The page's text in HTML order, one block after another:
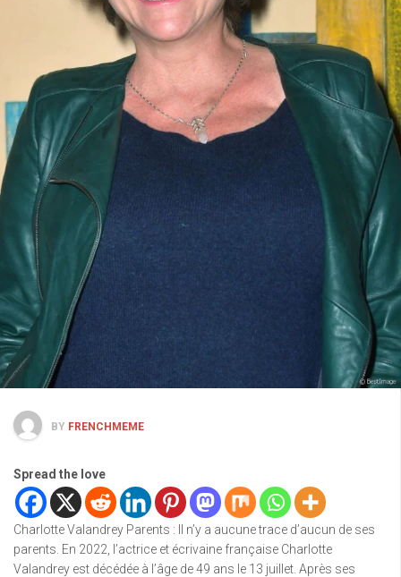
BY FRENCHMEME
Spread the love
Charlotte Valandrey Parents : Il n’y a aucune trace d’aucun de ses
parents. En 2022, l’actrice et écrivaine française Charlotte
Valandrey est décédée à l’âge de 49 ans le 13 juillet. Après ses